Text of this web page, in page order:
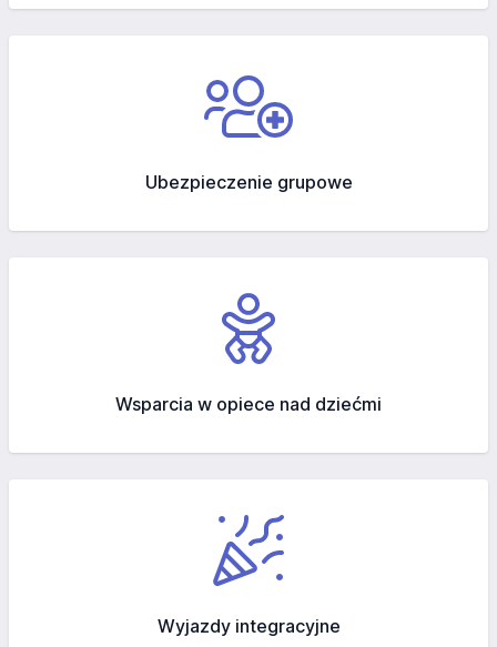
Ubezpieczenie grupowe
Wsparcia w opiece nad dziećmi
Wyjazdy integracyjne